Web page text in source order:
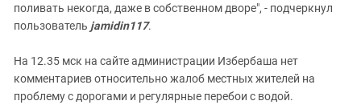
поливать некогда, даже в собственном дворе", - подчеркнул
пользователь jamidin117.
На 12.35 мск на сайте администрации Избербаша нет
комментариев относительно жалоб местных жителей на
проблему с дорогами и регулярные перебои с водой.